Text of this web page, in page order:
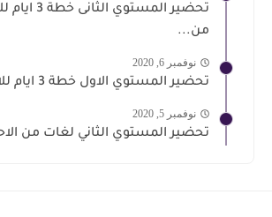
تحضير
من...
نوفمبر 6, 2020
تحضير المستوي الاول خطة 3 ايام للاسبوع...
نوفمبر 5, 2020
تحضير المستوي الثاني لغات من الاحد 8